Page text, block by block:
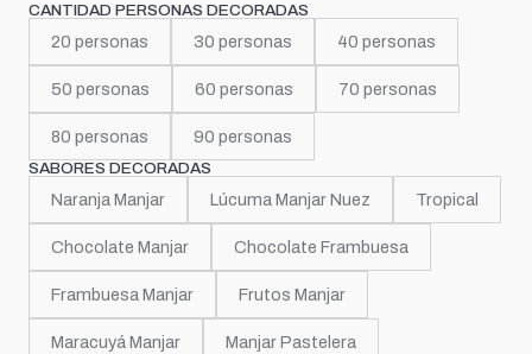
CANTIDAD PERSONAS DECORADAS
20 personas 30 personas 40 personas
50 personas 60 personas 70 personas
80 personas 90 personas
SABORES DECORADAS
Naranja Manjar Lúcuma Manjar Nuez Tropical
Chocolate Manjar Chocolate Frambuesa
Frambuesa Manjar Frutos Manjar
Maracuyá Manjar Manjar Pastelera